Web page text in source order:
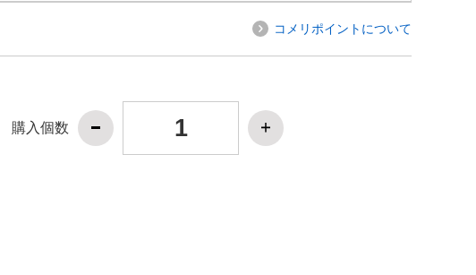
コメリポイントについて
購入個数